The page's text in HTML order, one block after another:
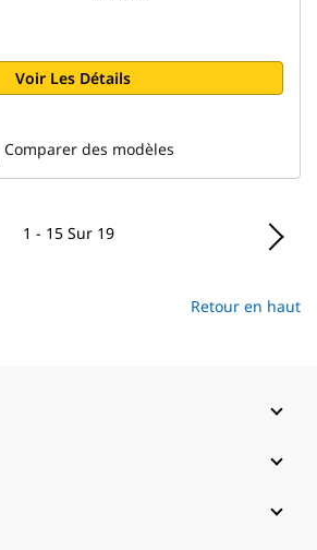
Voir Les Détails
Comparer des modèles
1 - 15 Sur 19
Retour en haut